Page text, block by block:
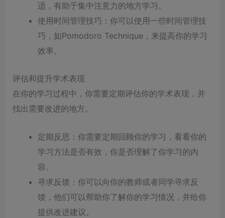
适，有助于集中注意力的地方学习。
使用时间管理技巧：你可以使用一些时间管理技
巧，如Pomodoro Technique，来提高你的学习
效率。
评估和提升学术表现
在你的学习过程中，你需要定期评估你的学术表现，并
找出需要改进的地方。
定期反思：你需要定期回顾你的学习，看看你的
学习方法是否有效，你是否理解了你学习的内
容。
寻求反馈：你可以向你的教师或者同学寻求反
馈，他们可以帮助你了解你的学习情况，并给你
提供改进建议。